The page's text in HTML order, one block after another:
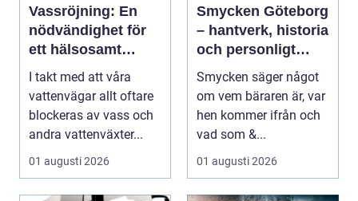
Vassröjning: En
nödvändighet för
ett hälsosamt
vattenlandskap
I takt med att våra
vattenvägar allt oftare
blockeras av vass och
andra vattenväxter...
01 augusti 2026
Smycken Göteborg
– hantverk, historia
och personligt
uttryck
Smycken säger något
om vem bäraren är, var
hen kommer ifrån och
vad som &...
01 augusti 2026